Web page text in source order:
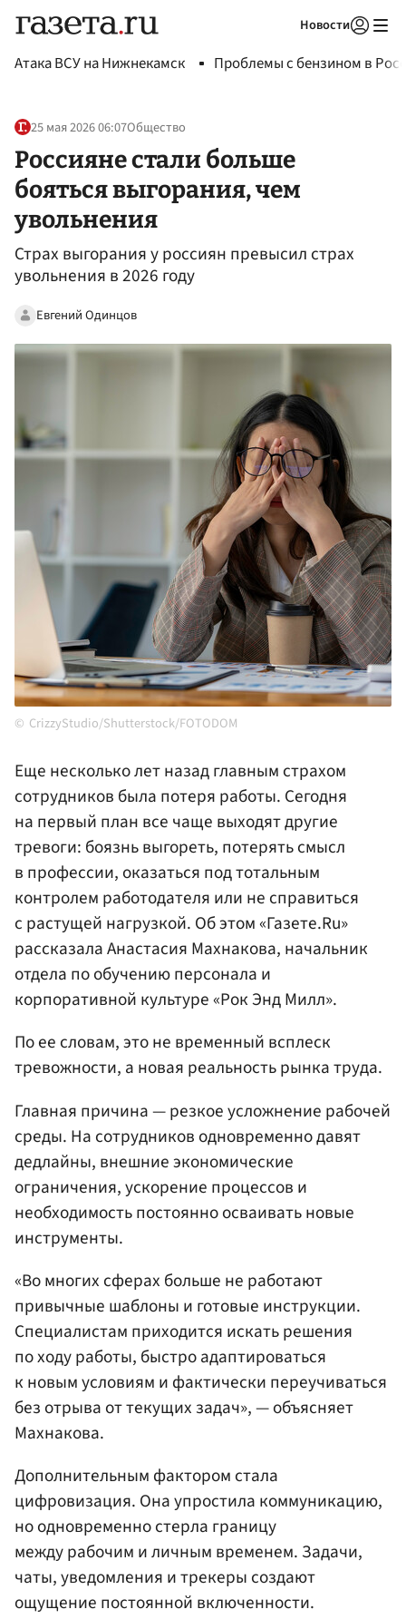
Новости
Атака ВСУ на Нижнекамск Проблемы с бензином в
25 мая 2026 06:07Общество
Россияне стали больше
бояться выгорания, чем
увольнения
Страх выгорания у россиян превысил страх
увольнения в 2026 году
Евгений Одинцов
CrizzyStudio/Shutterstock/FOTODOM
Еще несколько лет назад главным страхом
сотрудников была потеря работы. Сегодня
на первый план все чаще выходят другие
тревоги: боязнь выгореть, потерять смысл
в профессии, оказаться под тотальным
контролем работодателя или не справиться
с растущей нагрузкой. Об этом «Газете.Ru»
рассказала Анастасия Махнакова, начальник
отдела по обучению персонала и
корпоративной культуре «Рок Энд Милл».
По ее словам, это не временный всплеск
тревожности, а новая реальность рынка труда.
Главная причина — резкое усложнение рабочей
среды. На сотрудников одновременно давят
дедлайны, внешние экономические
ограничения, ускорение процессов и
необходимость постоянно осваивать новые
инструменты.
«Во многих сферах больше не работают
привычные шаблоны и готовые инструкции.
Специалистам приходится искать решения
по ходу работы, быстро адаптироваться
к новым условиям и фактически переучиваться
без отрыва от текущих задач», — объясняет
Махнакова.
Дополнительным фактором стала
цифровизация. Она упростила коммуникацию,
но одновременно стерла границу
между рабочим и личным временем. Задачи,
чаты, уведомления и трекеры создают
ощущение постоянной включенности.